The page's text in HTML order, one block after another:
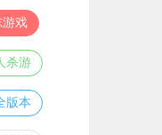
游戏
杀游
版本